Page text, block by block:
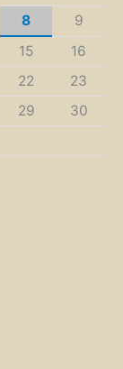
8
9
15
16
22
23
29
30